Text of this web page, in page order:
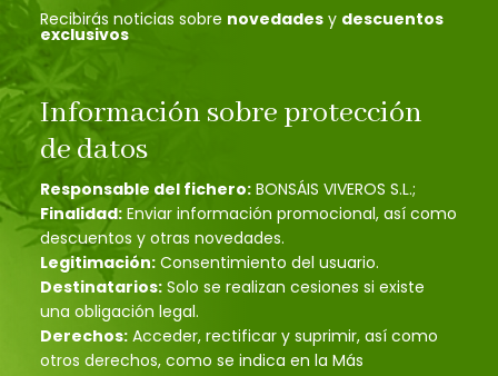
Recibirás noticias sobre novedades y descuentos
exclusivos
Información sobre protección
de datos
Responsable del fichero: BONSÁIS VIVEROS S.L.;
Finalidad: Enviar información promocional, así como
descuentos y otras novedades.
Legitimación: Consentimiento del usuario.
Destinatarios: Solo se realizan cesiones si existe
una obligación legal.
Derechos: Acceder, rectificar y suprimir, así como
otros derechos, como se indica en la Más